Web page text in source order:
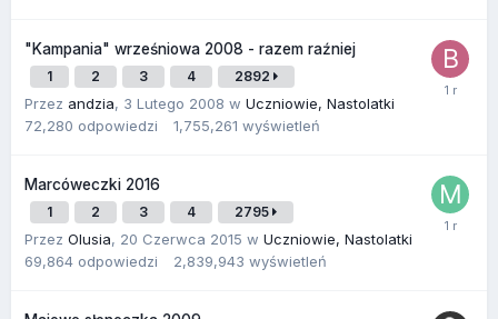
"Kampania" wrześniowa 2008 - razem raźniej
1 2 3 4 2892
Przez andzia, 3 Lutego 2008 w Uczniowie, Nastolatki
72,280 odpowiedzi 1,755,261 wyświetleń
Marcóweczki 2016
1 2 3 4 2795
Przez Olusia, 20 Czerwca 2015 w Uczniowie, Nastolatki
69,864 odpowiedzi 2,839,943 wyświetleń